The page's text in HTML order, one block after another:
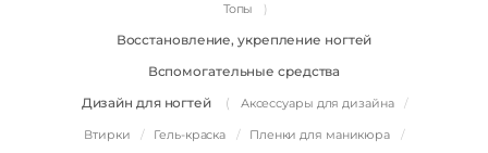
Топы
Восстановление, укрепление ногтей
Вспомогательные средства
Дизайн для ногтей
Аксессуары для дизайна
Втирки Гель-краска Пленки для маникюра